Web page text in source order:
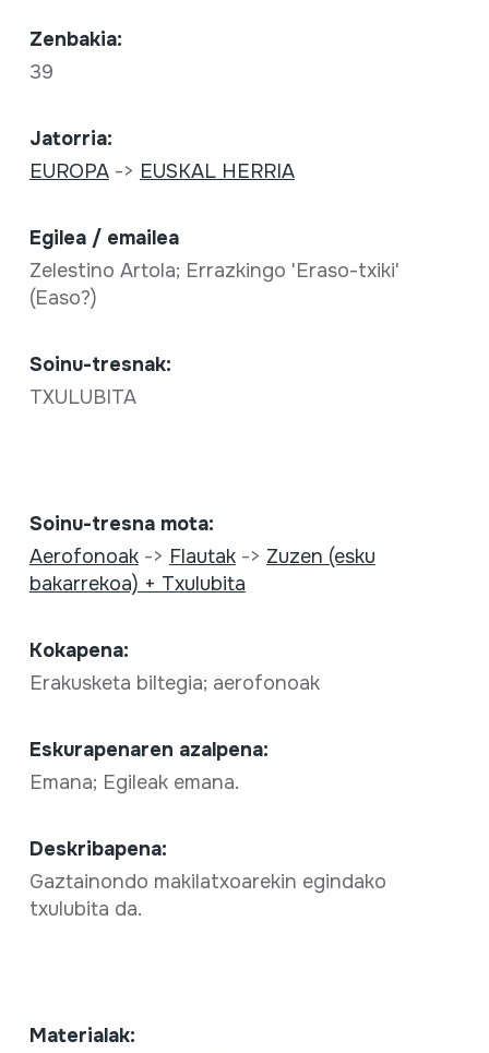
Zenbakia:
39
Jatorria:
EUROPA-> EUSKAL HERRIA
Egilea / emailea
Zelestino Artola; Errazkingo 'Eraso-txiki'
(Easo?)
Soinu-tresnak:
TXULUBITA
Soinu-tresna mota:
Aerofonoak-> Flautak-> Zuzen (esku
bakarrekoa) + Txulubita
Kokapena:
Erakusketa biltegia; aerofonoak
Eskurapenaren azalpena:
Emana; Egileak emana.
Deskribapena:
Gaztainondo makilatxoarekin egindako
txulubita da.
Materialak: